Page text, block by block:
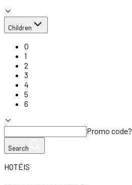
Children
0
1
2
3
4
5
6
Promo code?
Search
HOTÉIS